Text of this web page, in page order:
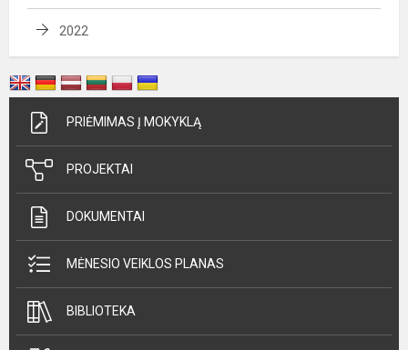
2022
PRIĖMIMAS Į MOKYKLĄ
PROJEKTAI
DOKUMENTAI
MĖNESIO VEIKLOS PLANAS
BIBLIOTEKA